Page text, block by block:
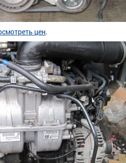
цен.